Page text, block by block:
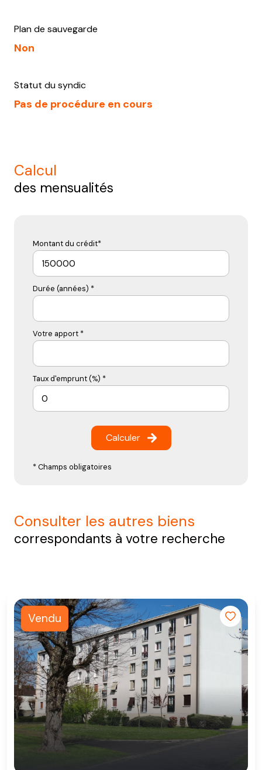
Plan de sauvegarde
Non
Statut du syndic
Pas de procédure en cours
calcul
des mensualités
Montant du crédit*
Durée (années) *
Votre apport *
Taux d'emprunt (%) *
Calculer
* Champs obligatoires
consulter les autres biens
correspondants à votre recherche
Vendu